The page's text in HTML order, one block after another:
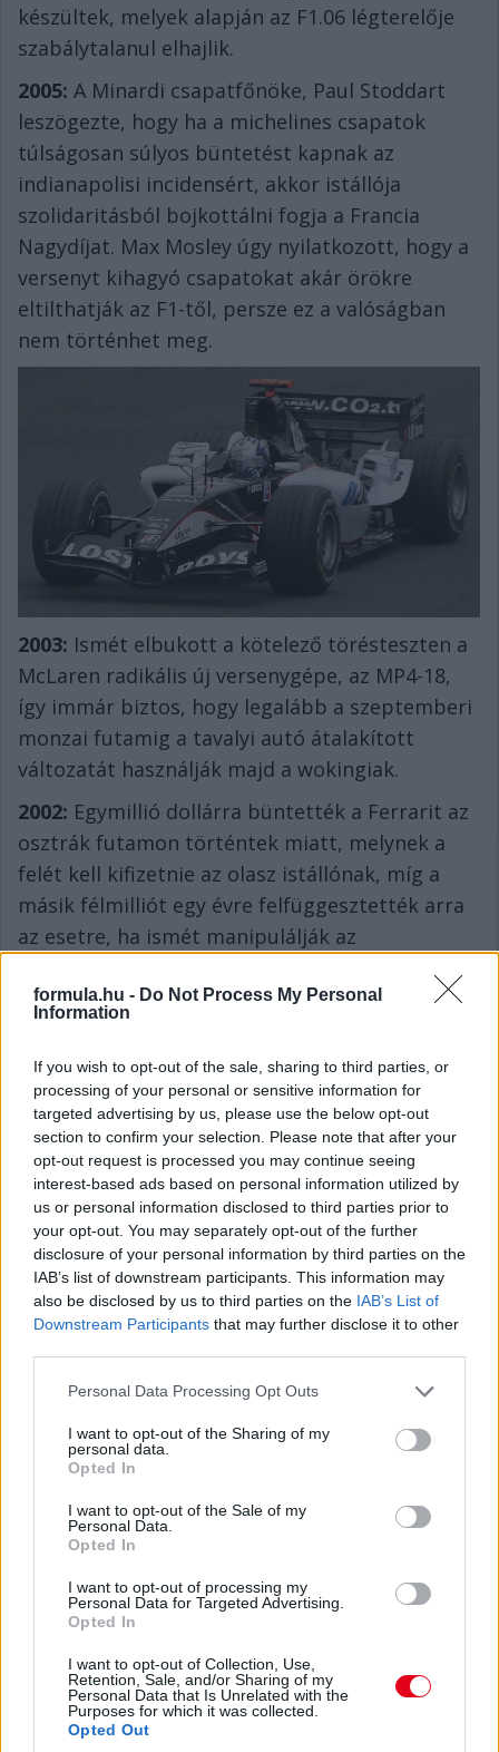
formula.hu - Do Not Process My Personal
Information
If you wish to opt-out of the sale, sharing to third parties, or
processing of your personal or sensitive information for
targeted advertising by us, please use the below opt-out
section to confirm your selection. Please note that after your
opt-out request is processed you may continue seeing
interest-based ads based on personal information utilized by
us or personal information disclosed to third parties prior to
your opt-out. You may separately opt-out of the further
disclosure of your personal information by third parties on the
IAB’s list of downstream participants. This information may
also be disclosed by us to third parties on the IAB’s List of
Downstream Participants that may further disclose it to other
Please note that this website/app uses one or more Google
not limited to your visit or usage behaviour. You may click to
grant or deny consent to Google and its third-party tags to
use your data for below specified purposes in below Google
consent section.
Personal Data Processing Opt Outs
I want to opt-out of the Sharing of my
personal data.
Opted In
I want to opt-out of the Sale of my
Personal Data.
Opted In
I want to opt-out of processing my
Personal Data for Targeted Advertising.
Opted In
I want to opt-out of Collection, Use,
Retention, Sale, and/or Sharing of my
Personal Data that Is Unrelated with the
Purposes for which it was collected.
Opted Out
készültek, melyek alapján az F1.06 légterelője
szabálytalanul elhajlik.
2005: A Minardi csapatfőnöke, Paul Stoddart
leszögezte, hogy ha a michelines csapatok
túlságosan súlyos büntetést kapnak az
indianapolisi incidensért, akkor istállója
szolidaritásból bojkottálni fogja a Francia
Nagydíjat. Max Mosley úgy nyilatkozott, hogy a
versenyt kihagyó csapatokat akár örökre
eltilthatják az F1-től, persze ez a valóságban
nem történhet meg.
2003: Ismét elbukott a kötelező törésteszten a
McLaren radikális új versenygépe, az MP4-18,
így immár biztos, hogy legalább a szeptemberi
monzai futamig a tavalyi autó átalakított
változatát használják majd a wokingiak.
2002: Egymillió dollárra büntették a Ferrarit az
osztrák futamon történtek miatt, melynek a
felét kell kifizetnie az olasz istállónak, míg a
másik félmilliót egy évre felfüggesztették arra
az esetre, ha ismét manipulálják az
olvashattok.
Formula-1-ben, mondta Eddie Jordan. A saját
nevét viselő istálló főnöke arra mutatott rá,
hogy a Williams két versenyt nyert eddig a
szezon folyamán, első győzelmeit szerezve 1997
óta, amikor az utolsó Newey által tervezett
autója tarolt a pályán.
1999: Hatalmas meglepetésre Rubens
Barrichello szerezte meg a pole-t a Francia
Nagydíj esős időmérő edzésén, miután a brazil
megérkezett az égi áldás. Második lett Alesi a
Sauberrel, míg a harmadik rajthely a prostos
Panisé lett – két hazai versenyző és egy hazai
Stewart istálló története első pole-ját szerezte.